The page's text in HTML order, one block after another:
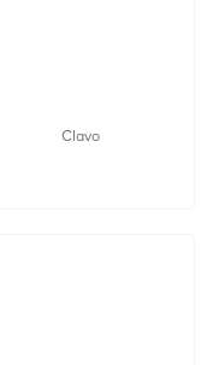
Clavo